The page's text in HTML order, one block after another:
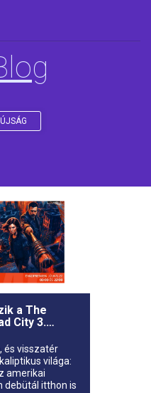
a The
City 3.
és visszatér
világa:
amerikai
debütál itthon is